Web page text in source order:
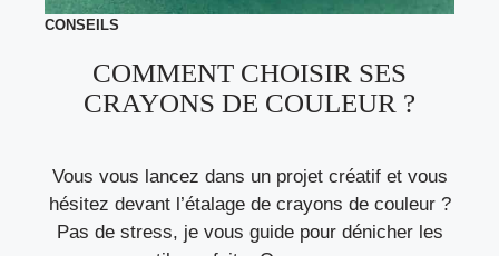
CONSEILS
COMMENT CHOISIR SES
CRAYONS DE COULEUR ?
Vous vous lancez dans un projet créatif et vous
hésitez devant l’étalage de crayons de couleur ?
Pas de stress, je vous guide pour dénicher les